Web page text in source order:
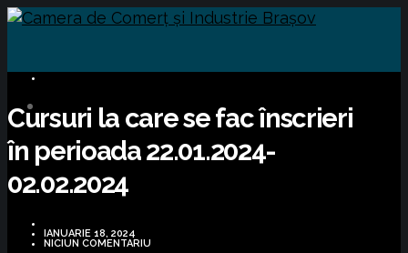
Cursuri la care se fac înscrieri
în perioada 22.01.2024-
02.02.2024
IANUARIE 18, 2024
NICIUN COMENTARIU